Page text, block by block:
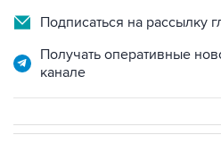
Подписаться на рассылку
Получать оперативные
канале